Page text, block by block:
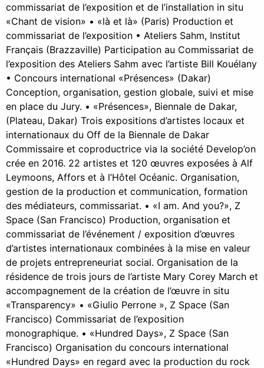
commissariat de l’exposition et de l’installation in situ
«Chant de vision» • «là et là» (Paris) Production et
commissariat de l’exposition • Ateliers Sahm, Institut
Français (Brazzaville) Participation au Commissariat de
l’exposition des Ateliers Sahm avec l’artiste Bill Kouélany
• Concours international «Présences» (Dakar)
Conception, organisation, gestion globale, suivi et mise
en place du Jury. • «Présences», Biennale de Dakar,
(Plateau, Dakar) Trois expositions d’artistes locaux et
internationaux du Off de la Biennale de Dakar
Commissaire et coproductrice via la société Develop’on
crée en 2016. 22 artistes et 120 œuvres exposées à Alf
Leymoons, Affors et à l’Hôtel Océanic. Organisation,
gestion de la production et communication, formation
des médiateurs, commissariat. • «I am. And you?», Z
Space (San Francisco) Production, organisation et
commissariat de l’événement / exposition d’œuvres
d’artistes internationaux combinées à la mise en valeur
de projets entrepreneuriat social. Organisation de la
résidence de trois jours de l’artiste Mary Corey March et
accompagnement de la création de l’œuvre in situ
«Transparency» • «Giulio Perrone », Z Space (San
Francisco) Commissariat de l’exposition
monographique. • «Hundred Days», Z Space (San
Francisco) Organisation du concours international
«Hundred Days» en regard avec la production du rock